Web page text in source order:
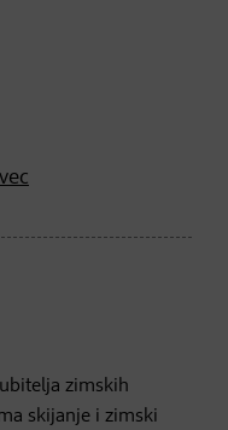
zimskih
skijanje i zimski